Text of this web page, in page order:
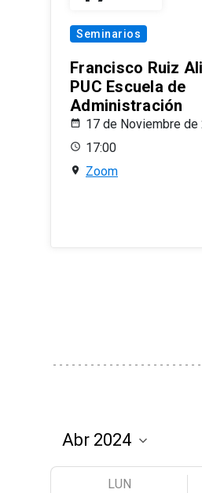
Seminarios
Francisco Ruiz
PUC Escuela de
Administración
17 de Noviembre de
17:00
Zoom
LUN